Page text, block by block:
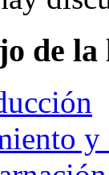
de la
y